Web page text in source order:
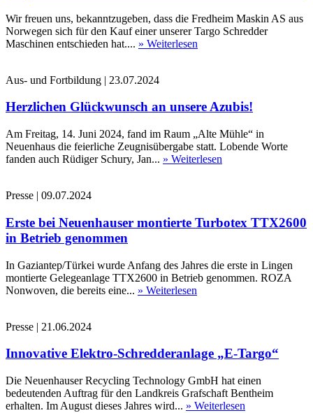
Wir freuen uns, bekanntzugeben, dass die Fredheim Maskin AS aus
Norwegen sich für den Kauf einer unserer Targo Schredder
Maschinen entschieden hat.... » Weiterlesen
Aus- und Fortbildung | 23.07.2024
Herzlichen Glückwunsch an unsere Azubis!
Am Freitag, 14. Juni 2024, fand im Raum „Alte Mühle“ in
Neuenhaus die feierliche Zeugnisübergabe statt. Lobende Worte
fanden auch Rüdiger Schury, Jan... » Weiterlesen
Presse | 09.07.2024
Erste bei Neuenhauser montierte Turbotex TTX2600
in Betrieb genommen
In Gaziantep/Türkei wurde Anfang des Jahres die erste in Lingen
montierte Gelegeanlage TTX2600 in Betrieb genommen. ROZA
Nonwoven, die bereits eine... » Weiterlesen
Presse | 21.06.2024
Innovative Elektro-Schredderanlage „E-Targo“
Die Neuenhauser Recycling Technology GmbH hat einen
bedeutenden Auftrag für den Landkreis Grafschaft Bentheim
erhalten. Im August dieses Jahres wird... » Weiterlesen